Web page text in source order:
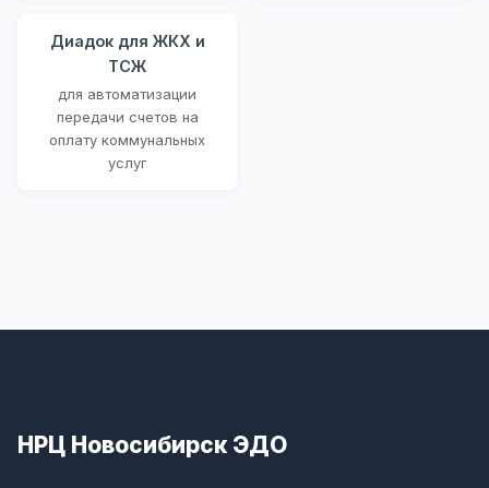
Диадок для ЖКХ и
ТСЖ
для автоматизации
передачи счетов на
оплату коммунальных
услуг
НРЦ Новосибирск ЭДО